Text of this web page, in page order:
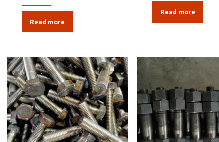
Read more
Read more